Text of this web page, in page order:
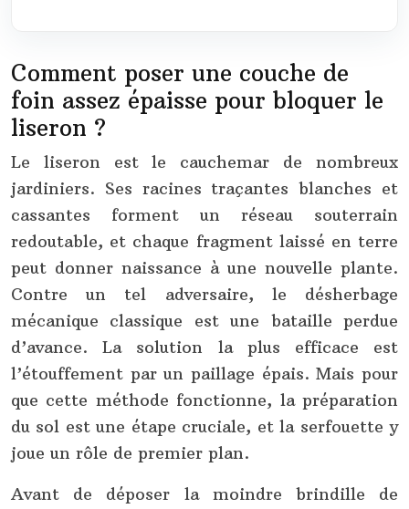
Comment poser une couche de
foin assez épaisse pour bloquer le
liseron ?
Le liseron est le cauchemar de nombreux
jardiniers. Ses racines traçantes blanches et
cassantes forment un réseau souterrain
redoutable, et chaque fragment laissé en terre
peut donner naissance à une nouvelle plante.
Contre un tel adversaire, le désherbage
mécanique classique est une bataille perdue
d’avance. La solution la plus efficace est
l’étouffement par un paillage épais. Mais pour
que cette méthode fonctionne, la préparation
du sol est une étape cruciale, et la serfouette y
joue un rôle de premier plan.
Avant de déposer la moindre brindille de